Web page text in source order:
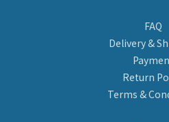
FAQ
Delivery &
Return
Terms &